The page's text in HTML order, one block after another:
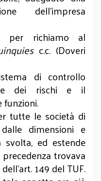
dell’impresa
per richiamo al
c.c. (Doveri
di controllo
dei rischi e il
tutte le società di
dimensioni e
svolta, ed estende
trovava
149 del TUF.